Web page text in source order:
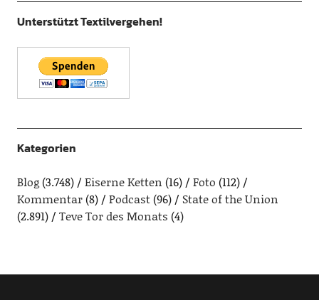
Unterstützt Textilvergehen!
Kategorien
Blog(3.748) Eiserne Ketten (16) Foto (112)
Kommentar(8) Podcast(96)
State of the Union
(2.891)
Teve Tor des Monats (4)